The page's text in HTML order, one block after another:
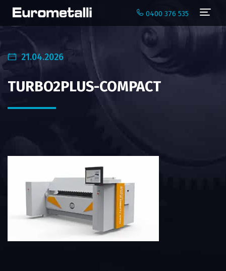
0400 376 535
21.04.2026
TURBO2PLUS-COMPACT